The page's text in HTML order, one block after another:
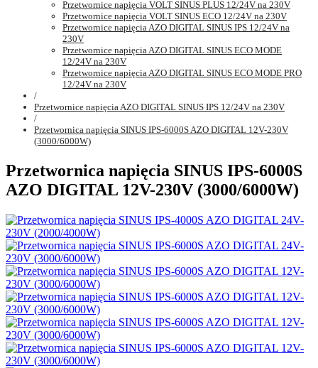
Przetwornice napięcia VOLT SINUS PLUS 12/24V na 230V
Przetwornice napięcia VOLT SINUS ECO 12/24V na 230V
Przetwornice napięcia AZO DIGITAL SINUS IPS 12/24V na
230V
Przetwornice napięcia AZO DIGITAL SINUS ECO MODE
12/24V na 230V
Przetwornice napięcia AZO DIGITAL SINUS ECO MODE PRO
12/24V na 230V
/
Przetwornice napięcia AZO DIGITAL SINUS IPS 12/24V na 230V
/
Przetwornica napięcia SINUS IPS-6000S AZO DIGITAL 12V-230V
(3000/6000W)
Przetwornica napięcia SINUS IPS-6000S
AZO DIGITAL 12V-230V (3000/6000W)